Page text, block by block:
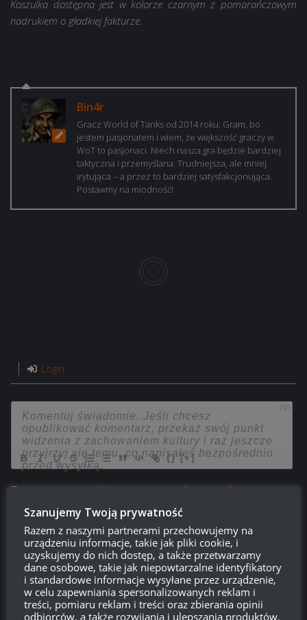
Koszulka dostępna jest w kolorze czarnym z pomarańczowym
nadrukiem o gładkiej fakturze.
Bin4r
Gracz World of Tanks od 2014 roku. Gram, bo
jestem pasjonatem i wiem, że większość graczy w
WoT to pasjonaci. Niech nasza gra będzie bardziej
taktyczna i przemyślana. Trudniejsza, ale mniej
irytująca – a przez to bardziej satysfakcjonująca.
Postawmy na miodność!
Login
750
{} [+]
Ta strona używa Akismet do redukcji spamu. Dowiedz się,
w jaki sposób przetwarzane są dane Twoich komentarzy.
KOMENTARZY
Szanujemy Twoją prywatność
Razem z naszymi partnerami przechowujemy na
urządzeniu informacje, takie jak pliki cookie, i
uzyskujemy do nich dostęp, a także przetwarzamy
dane osobowe, takie jak niepowtarzalne identyfikatory
i standardowe informacje wysyłane przez urządzenie,
w celu zapewniania spersonalizowanych reklam i
treści, pomiaru reklam i treści oraz zbierania opinii
odbiorców, a także rozwijania i ulepszania produktów.